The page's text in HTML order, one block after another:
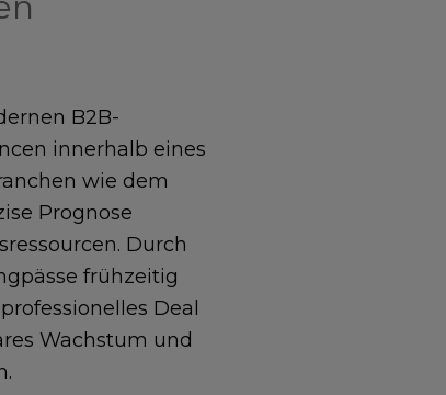
B2B-
innerhalb eines
wie dem
Prognose
Durch
frühzeitig
Deal
Wachstum und